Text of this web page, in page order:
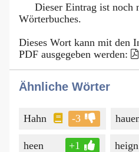
Dieser Eintrag ist noch
Wörterbuches.
Dieses Wort kann mit den
PDF ausgegeben werden:
Ähnliche Wörter
Hahn -3
heen +1 heign